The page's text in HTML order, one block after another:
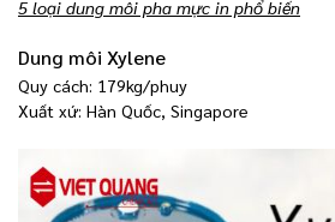
5 loại dung môi pha mực in phổ biến
Dung môi Xylene
Quy cách: 179kg/phuy
Xuất xứ: Hàn Quốc, Singapore